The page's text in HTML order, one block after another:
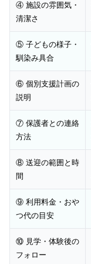
④ 施設の雰囲気・
清潔さ
⑤ 子どもの様子・
馴染み具合
⑥ 個別支援計画の
説明
⑦ 保護者との連絡
方法
⑧ 送迎の範囲と時
間
⑨ 利用料金・おや
つ代の目安
⑩ 見学・体験後の
フォロー